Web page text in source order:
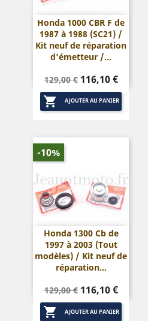
Honda 1000 CBR F de
1987 à 1988 (SC21) /
Kit neuf de réparation
d’émetteur /...
Prix
de
base
129,00 € Prix
116,10 €
 AJOUTER AU PANIER
Honda 1300 Cb de
1997 à 2003 (Tout
modèles) / Kit neuf de
réparation...
Prix
de
base
129,00 € Prix
116,10 €
 AJOUTER AU PANIER
-10%